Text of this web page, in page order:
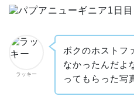
ラッキー
ボクのホストフ
なかったんだよ
ってもらった写